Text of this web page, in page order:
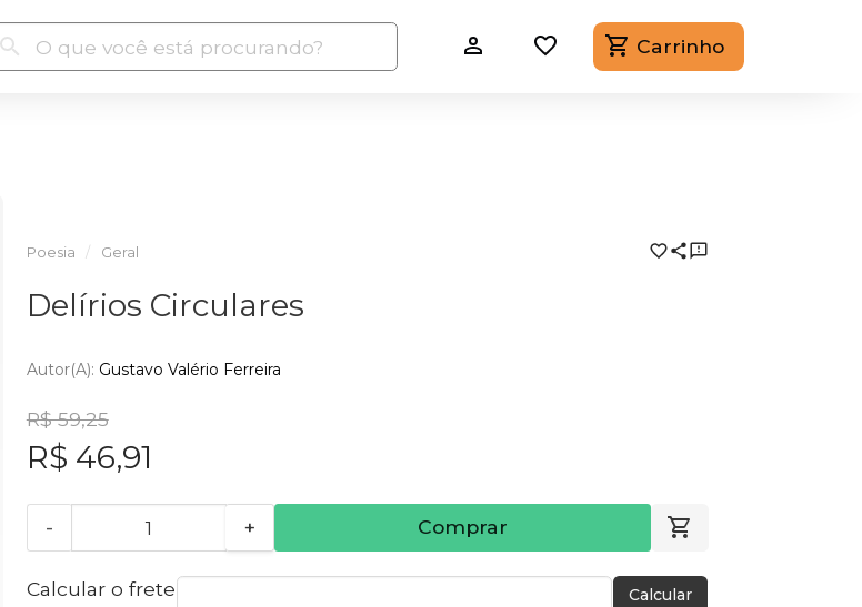
Carrinho
Poesia Geral
Delírios Circulares
Autor(a): Gustavo Valério Ferreira
R$ 59,25
R$ 46,91
- + Comprar
Calcular o frete Calcular